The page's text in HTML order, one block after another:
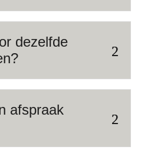
dezelfde
afspraak